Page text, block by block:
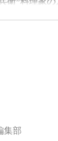
む イタリア
アルト・ア
国料理との新
集部